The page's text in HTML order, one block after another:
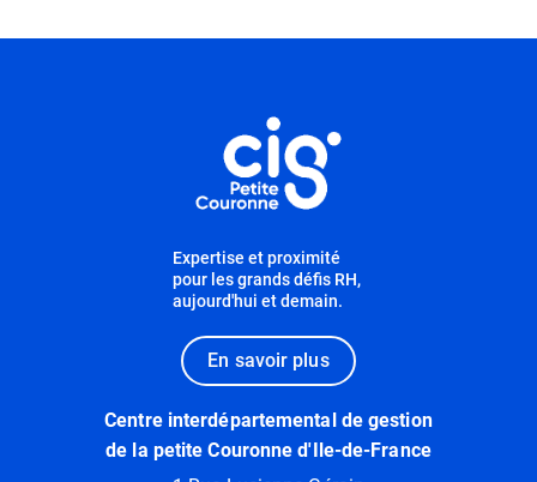
Expertise et proximité
pour les grands défis RH,
aujourd'hui et demain.
En savoir plus
Centre interdépartemental de gestion
de la petite Couronne d'Ile-de-France